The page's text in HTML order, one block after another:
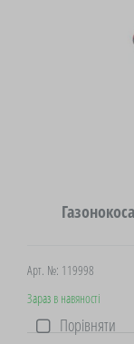
Арт. №: 119998
Зараз в навяності
Порівняти